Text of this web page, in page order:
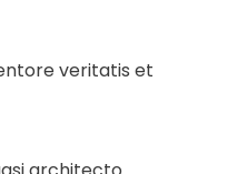
veritatis et